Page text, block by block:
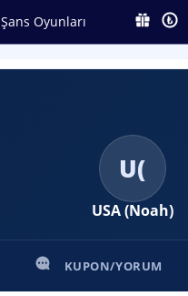
Şans Oyunları
U(
USA (Noah)
KUPON/YORUM